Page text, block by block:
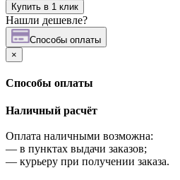
Купить в 1 клик
Нашли дешевле?
Cпособы оплаты
×
Cпособы оплаты
Наличный расчёт
Оплата наличными возможна:
— в пунктах выдачи заказов;
— курьеру при получении заказа.